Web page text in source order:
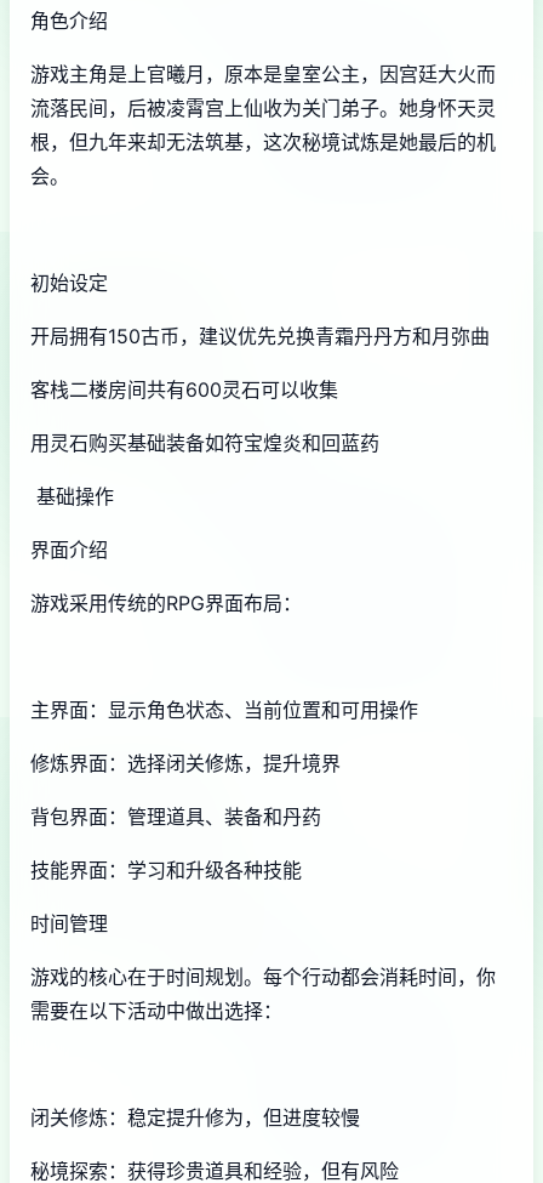
角色介绍
游戏主角是上官曦月，原本是皇室公主，因宫廷大火而
流落民间，后被凌霄宫上仙收为关门弟子。她身怀天灵
根，但九年来却无法筑基，这次秘境试炼是她最后的机
会。
初始设定
开局拥有150古币，建议优先兑换青霜丹丹方和月弥曲
客栈二楼房间共有600灵石可以收集
用灵石购买基础装备如符宝煌炎和回蓝药
基础操作
界面介绍
游戏采用传统的RPG界面布局：
主界面：显示角色状态、当前位置和可用操作
修炼界面：选择闭关修炼，提升境界
背包界面：管理道具、装备和丹药
技能界面：学习和升级各种技能
时间管理
游戏的核心在于时间规划。每个行动都会消耗时间，你
需要在以下活动中做出选择：
闭关修炼：稳定提升修为，但进度较慢
秘境探索：获得珍贵道具和经验，但有风险